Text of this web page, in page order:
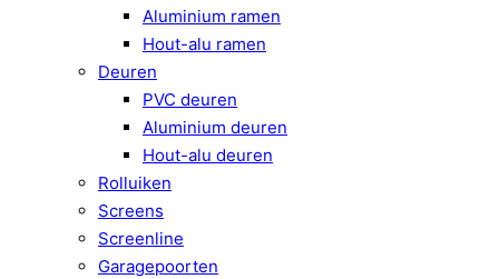
Aluminium ramen
Hout-alu ramen
Deuren
PVC deuren
Aluminium deuren
Hout-alu deuren
Rolluiken
Screens
Screenline
Garagepoorten